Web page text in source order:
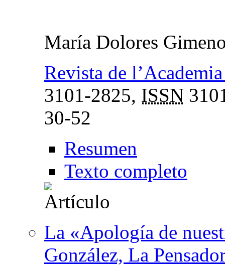
María Dolores
Revista de
3101-2825, ISSN
30-52
Resumen
Texto completo
La «Apología de
González, La